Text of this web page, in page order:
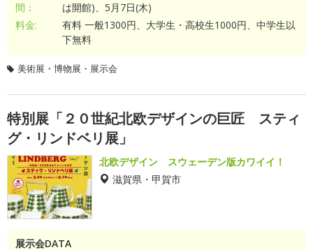
間：
は開館)、5月7日(木)
料金:
有料 一般1300円、大学生・高校生1000円、中学生以
下無料
美術展・博物展・展示会
特別展「２０世紀北欧デザインの巨匠 スティ
グ・リンドベリ展」
北欧デザイン スウェーデン版カワイイ！
滋賀県・甲賀市
展示会DATA